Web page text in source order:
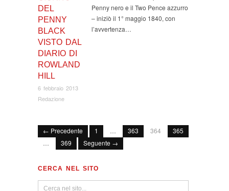
DEL
PENNY
BLACK
VISTO DAL
DIARIO DI
ROWLAND
HILL
6 febbraio 2013
Redazione
Penny nero e il Two Pence azzurro
– iniziò il 1° maggio 1840, con
l’avvertenza…
← Precedente 1 … 363 364
365
…
369 Seguente →
CERCA NEL SITO